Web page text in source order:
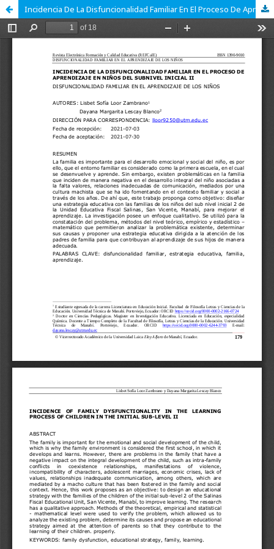
Incidencia De La Disfuncionalidad Familiar En El Proceso De Aprendizaje En Niños Del Subnivel Inicial Ii